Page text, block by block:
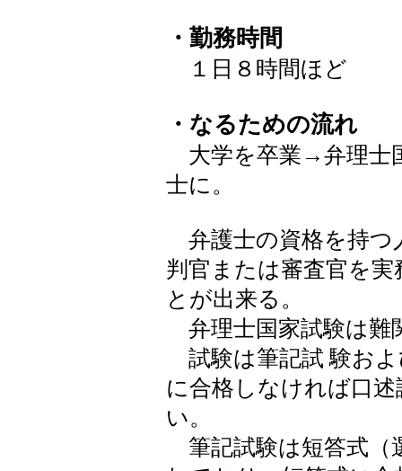
・勤務時間
１日８時間ほど
・なるための流れ
大学を卒業→弁理士
士に。
弁護士の資格を持つ
判官または審査官を
とが出来る。
弁理士国家試験は難
試験は筆記試 験お
に合格しなければ口
い。
筆記試験は短答式（